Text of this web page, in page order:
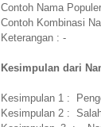
Contoh Nama
Contoh Kombinasi
Keterangan : -
Kesimpulan dari
Kesimpulan 1 :
Kesimpulan 2 :